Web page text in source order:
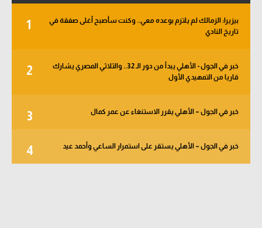
1
بيزيرا: الزمالك لم يلتزم بوعده معي.. وكنت سأصبح أغلى صفقة في
تاريخ النادي
2
خبر في الجول - الأهلي يبدأ من دور الـ 32.. والثلاثي المصري يشارك
قاريا من التمهيدي الأول
3 خبر في الجول – الأهلي يقرر الاستنغاء عن عمر كمال
4 خبر في الجول – الأهلي يستقر على استمرار الساعي وأحمد عيد